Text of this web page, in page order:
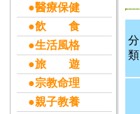
●醫療保健
●飲 食
●生活風格
●旅 遊
●宗教命理
●親子教養
分
類